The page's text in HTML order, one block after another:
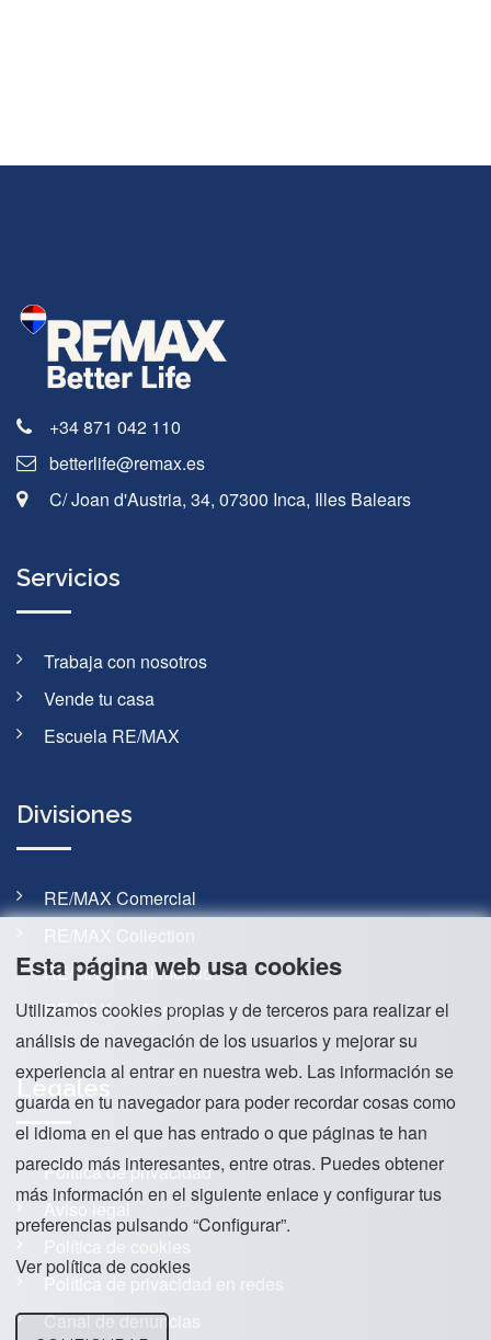
+34 871 042 110
betterlife@remax.es
C/ Joan d'Austria, 34, 07300 Inca, Illes Balears
Servicios
Trabaja con nosotros
Vende tu casa
Escuela RE/MAX
Divisiones
RE/MAX Comercial
RE/MAX Collection
RE/MAX en el mundo
RE/MAX en Europa
Legales
Política de privacidad
Aviso legal
Política de cookies
Política de privacidad en redes
Canal de denuncias
Esta página web usa cookies
Utilizamos cookies propias y de terceros para realizar el
análisis de navegación de los usuarios y mejorar su
experiencia al entrar en nuestra web. Las información se
guarda en tu navegador para poder recordar cosas como
el idioma en el que has entrado o que páginas te han
parecido más interesantes, entre otras. Puedes obtener
más información en el siguiente enlace y configurar tus
preferencias pulsando “Configurar”.
Ver política de cookies